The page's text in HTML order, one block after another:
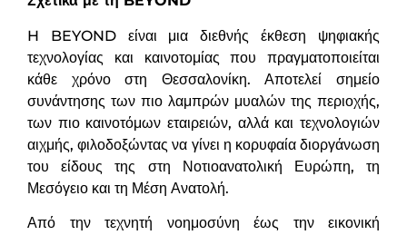
H BEYOND είναι μια διεθνής έκθεση ψηφιακής
τεχνολογίας και καινοτομίας που πραγματοποιείται
κάθε χρόνο στη Θεσσαλονίκη. Αποτελεί σημείο
συνάντησης των πιο λαμπρών μυαλών της περιοχής,
των πιο καινοτόμων εταιρειών, αλλά και τεχνολογιών
αιχμής, φιλοδοξώντας να γίνει η κορυφαία διοργάνωση
του είδους της στη Νοτιοανατολική Ευρώπη, τη
Μεσόγειο και τη Μέση Ανατολή.
Από την τεχνητή νοημοσύνη έως την εικονική